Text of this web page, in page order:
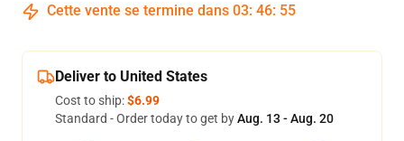
Cette vente se termine dans 03: 46: 54
Deliver to United States
Cost to ship:$6.99
Standard - Order today to get byAug. 13 - Aug. 20